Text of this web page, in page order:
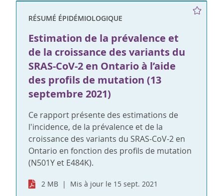
RÉSUMÉ ÉPIDÉMIOLOGIQUE
Estimation de la prévalence et
de la croissance des variants du
SRAS-CoV-2 en Ontario à l’aide
des profils de mutation (13
septembre 2021)
Ce rapport présente des estimations de
l'incidence, de la prévalence et de la
croissance des variants du SRAS-CoV-2 en
Ontario en fonction des profils de mutation
(N501Y et E484K).
2 MB Mis à jour le 15 sept. 2021